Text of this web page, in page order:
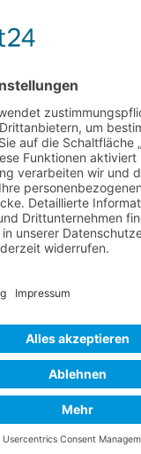
Dialogue
aktuell
z. Tierheilpraktiker/
und Verfahren
in für
und Lichttherapie
und
in und
Medizin
Partner -
Datenschutzerklärung